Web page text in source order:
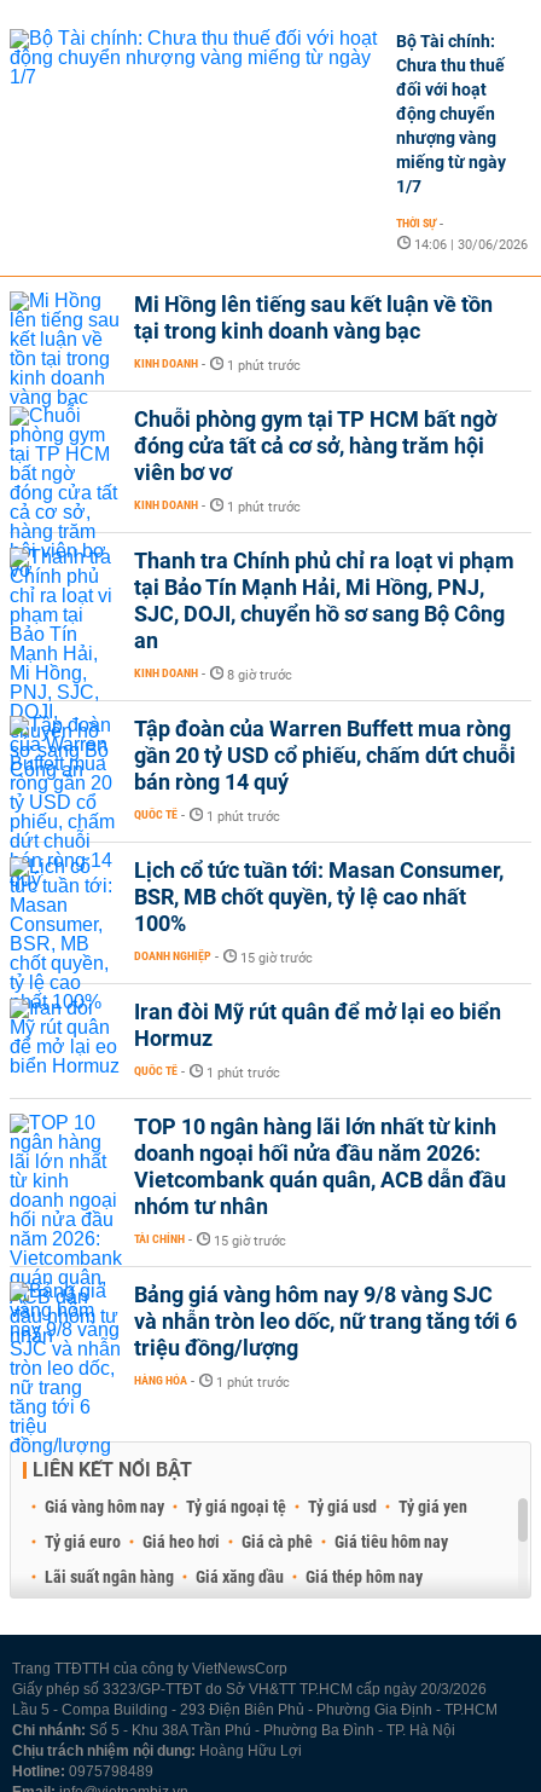
Bộ Tài chính:
Chưa thu thuế
đối với hoạt
động chuyển
nhượng vàng
miếng từ ngày
1/7
THỜI SỰ -
14:06 | 30/06/2026
Mi Hồng lên tiếng sau kết luận về tồn
tại trong kinh doanh vàng bạc
KINH DOANH - 1 phút trước
Chuỗi phòng gym tại TP HCM bất ngờ
đóng cửa tất cả cơ sở, hàng trăm hội
viên bơ vơ
KINH DOANH - 1 phút trước
Thanh tra Chính phủ chỉ ra loạt vi phạm
tại Bảo Tín Mạnh Hải, Mi Hồng, PNJ,
SJC, DOJI, chuyển hồ sơ sang Bộ Công
an
KINH DOANH - 8 giờ trước
Tập đoàn của Warren Buffett mua ròng
gần 20 tỷ USD cổ phiếu, chấm dứt chuỗi
bán ròng 14 quý
QUỐC TẾ - 1 phút trước
Lịch cổ tức tuần tới: Masan Consumer,
BSR, MB chốt quyền, tỷ lệ cao nhất
100%
DOANH NGHIỆP - 15 giờ trước
Iran đòi Mỹ rút quân để mở lại eo biển
Hormuz
QUỐC TẾ - 1 phút trước
TOP 10 ngân hàng lãi lớn nhất từ kinh
doanh ngoại hối nửa đầu năm 2026:
Vietcombank quán quân, ACB dẫn đầu
nhóm tư nhân
TÀI CHÍNH - 15 giờ trước
Bảng giá vàng hôm nay 9/8 vàng SJC
và nhẫn tròn leo dốc, nữ trang tăng tới 6
triệu đồng/lượng
HÀNG HÓA - 1 phút trước
LIÊN KẾT NỔI BẬT
Giá vàng hôm nay Tỷ giá ngoại tệ Tỷ giá usd
Tỷ giá yen
Tỷ giá euro
Giá heo hơi Giá cà phê
Giá tiêu hôm nay
Lãi suất ngân hàng
Giá xăng dầu
Giá thép hôm nay
Trang TTĐTTH của công ty VietNewsCorp
Giấy phép số 3323/GP-TTĐT do Sở VH&TT TP.HCM cấp ngày 20/3/2026
Lầu 5 - Compa Building - 293 Điện Biên Phủ - Phường Gia Định - TP.HCM
Chi nhánh: Số 5 - Khu 38A Trần Phú - Phường Ba Đình - TP. Hà Nội
Chịu trách nhiệm nội dung: Hoàng Hữu Lợi
Hotline: 0975798489